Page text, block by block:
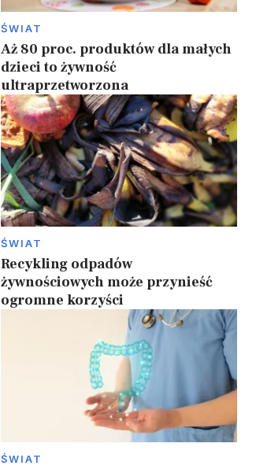
ŚWIAT
Aż 80 proc. produktów dla małych
dzieci to żywność
ultraprzetworzona
ŚWIAT
Recykling odpadów
żywnościowych może przynieść
ogromne korzyści
ŚWIAT